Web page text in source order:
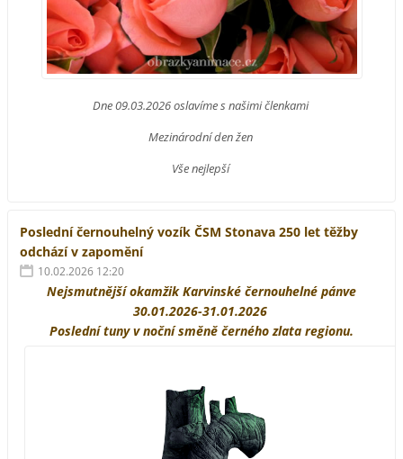
Dne 09.03.2026 oslavíme s našimi členkami
Mezinárodní den žen
Vše nejlepší
Poslední černouhelný vozík ČSM Stonava 250 let těžby
odchází v zapomění
10.02.2026 12:20
Nejsmutnější okamžik Karvinské černouhelné pánve
30.01.2026-31.01.2026
Poslední tuny v noční směně černého zlata regionu.